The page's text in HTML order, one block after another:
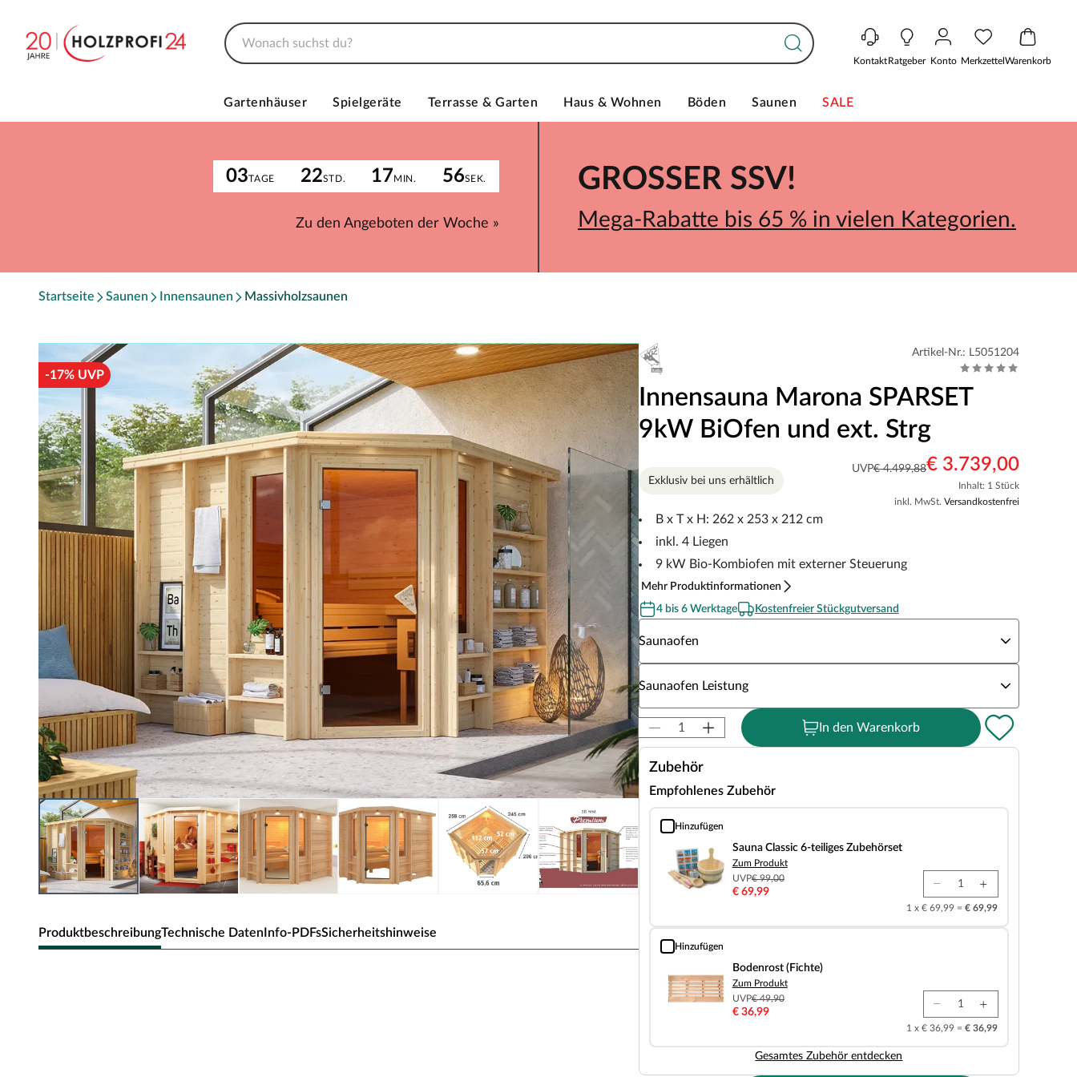
KontaktRatgeber Konto MerkzettelWarenkorb
Gartenhäuser Spielgeräte Terrasse & Garten Haus & Wohnen Böden Saunen SALE
03TAGE 22STD. 17MIN. 56SEK.
Zu den Angeboten der Woche »
GROSSER SSV!
Mega-Rabatte bis 65 % in vielen Kategorien.
Startseite Saunen Innensaunen Massivholzsaunen
-17% UVP
ProduktbeschreibungTechnische Daten Info-PDFsSicherheitshinweise
Artikel-Nr.: L5051204
Innensauna Marona SPARSET
9kW BiOfen und ext. Strg
UVP€ 4.499,88€ 3.739,00
Inhalt: 1 Stück
inkl. MwSt. Versandkostenfrei
Exklusiv bei uns erhältlich
B x T x H: 262 x 253 x 212 cm
inkl. 4 Liegen
9 kW Bio-Kombiofen mit externer Steuerung
Mehr Produktinformationen
4 bis 6 Werktage
Kostenfreier Stückgutversand
Wähle eine Saunaofen
Saunaofen
Wähle eine Saunaofen Leistung
Saunaofen Leistung
In den Warenkorb
Zubehör
Empfohlenes Zubehör
Hinzufügen
Sauna Classic 6-teiliges Zubehörset
Sauna Classic 6-teiliges Zubehörset
Zum Produkt
UVP€ 99,00
€ 69,99
1 x € 69,99 = € 69,99
Hinzufügen
Bodenrost (Fichte)
Bodenrost (Fichte)
Zum Produkt
UVP€ 49,90
€ 36,99
1 x € 36,99 = € 36,99
Gesamtes Zubehör entdecken